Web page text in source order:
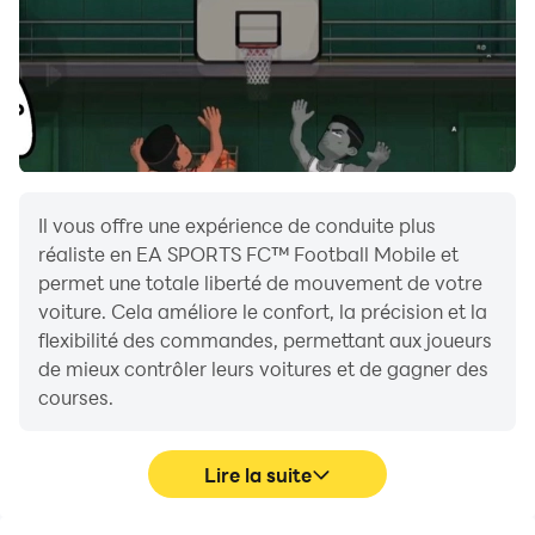
Incarnez de grands joueurs et des stars comme Jude
Bellingham, Bradley Barcola et Virgil van Dijk, ainsi
que des ICÔNES classiques comme Zinédine Zidane,
Ribéry, Henry, Beckham, Ronaldo et Ronaldinho.
Recrutez des joueurs héros issus d'équipes
légendaires, dont le PSG, Real Madrid, Liverpool et
MATCH RAPIDE AVEC VOS AMITIÉS
Plongez dans un match à l'instant avec Match rapide
- Choisissez votre club, votre équipe nationale ou votre
équipe de rêve
- Invitez vos contacts à un match rapide et voyez qui
MULTIJOUER JcJ EN TEMPS RÉEL
Il vous offre une expérience de conduite plus
réaliste en EA SPORTS FC™ Football Mobile et
permet une totale liberté de mouvement de votre
voiture. Cela améliore le confort, la précision et la
flexibilité des commandes, permettant aux joueurs
de mieux contrôler leurs voitures et de gagner des
courses.
Lire la suite